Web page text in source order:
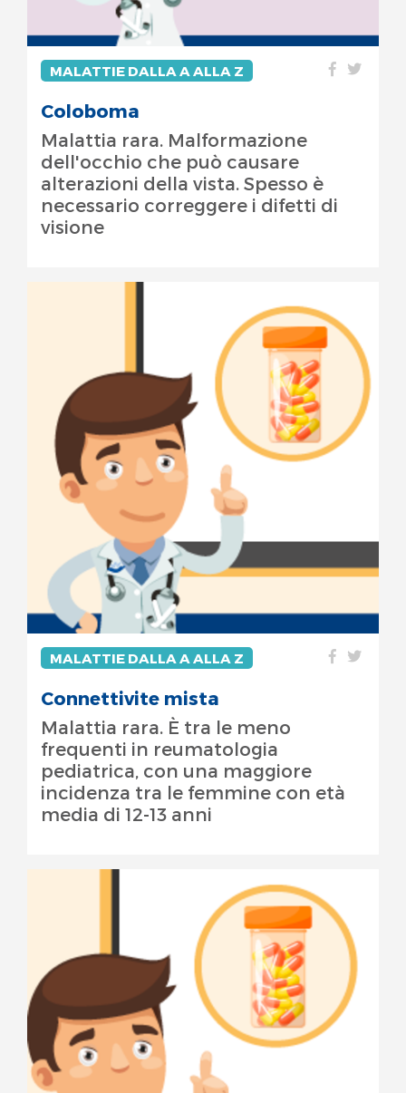
MALATTIE DALLA A ALLA Z
Coloboma
Malattia rara. Malformazione
dell'occhio che può causare
alterazioni della vista. Spesso è
necessario correggere i difetti di
visione
MALATTIE DALLA A ALLA Z
Connettivite mista
Malattia rara. È tra le meno
frequenti in reumatologia
pediatrica, con una maggiore
incidenza tra le femmine con età
media di 12-13 anni